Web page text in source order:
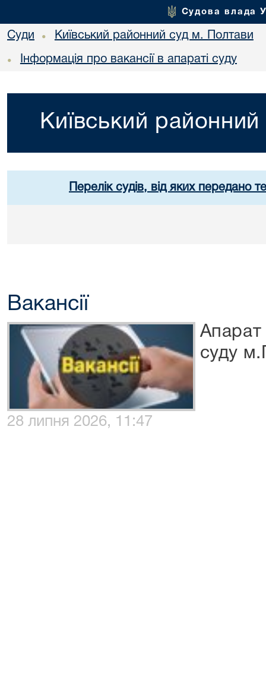
Судова влада
Суди • Київський районний суд м. Полтави
• Інформація про вакансії в апараті суду
Київський
Перелік судів, від яких передано
Вакансії
Апарат
суду
28 липня 2026, 11:47